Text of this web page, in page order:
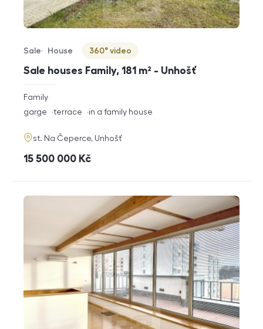
Sale houses Family, 181 m² - Unhošť
Offer type
Sale
Property type
House
Virtuální prohlídka
360° video
rozměry
disposition
Family
funkce
garge terrace in a family house
adresa
st. Na Čeperce, Unhošť
cena
15 500 000 Kč